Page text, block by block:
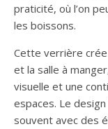
praticité, où l’on
les boissons.
Cette verrière
et la salle à
visuelle et une
espaces. Le
souvent avec des